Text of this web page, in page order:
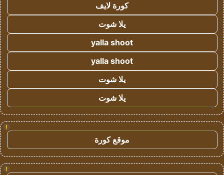
كورة لايف
يلا شوت
yalla shoot
yalla shoot
يلا شوت
يلا شوت
!
موقع كورة
!